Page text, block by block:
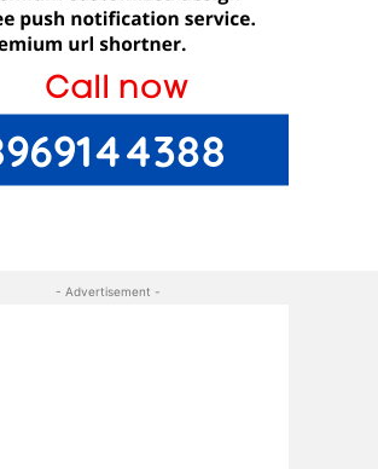
- Advertisement -